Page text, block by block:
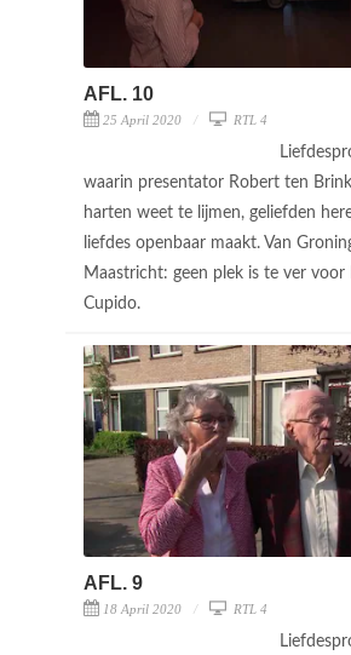
AFL. 10
25 April 2020 RTL 4
waarin presentator Robert ten
harten weet te lijmen, geliefden
liefdes openbaar maakt. Van
Maastricht: geen plek is te ver voor
Cupido.
AFL. 9
18 April 2020 RTL 4